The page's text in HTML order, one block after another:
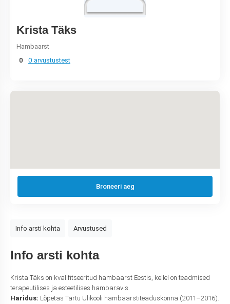
Krista Täks
Hambaarst
0
0 arvustustest
Broneeri aeg
Info arsti kohta Arvustused
Info arsti kohta
Krista Täks on kvalifitseeritud hambaarst Eestis, kellel on teadmised
terapeutilises ja esteetilises hambaravis.
Haridus: Lõpetas Tartu Ülikooli hambaarstiteaduskonna (2011–2016).